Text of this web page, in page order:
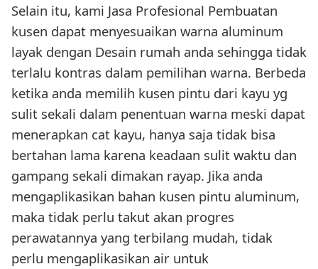
Selain itu, kami Jasa Profesional Pembuatan
kusen dapat menyesuaikan warna aluminum
layak dengan Desain rumah anda sehingga tidak
terlalu kontras dalam pemilihan warna. Berbeda
ketika anda memilih kusen pintu dari kayu yg
sulit sekali dalam penentuan warna meski dapat
menerapkan cat kayu, hanya saja tidak bisa
bertahan lama karena keadaan sulit waktu dan
gampang sekali dimakan rayap. Jika anda
mengaplikasikan bahan kusen pintu aluminum,
maka tidak perlu takut akan progres
perawatannya yang terbilang mudah, tidak
perlu mengaplikasikan air untuk